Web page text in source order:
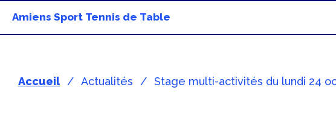
Amiens Sport Tennis de Table
Accueil Actualités Stage multi-activités du lundi 24